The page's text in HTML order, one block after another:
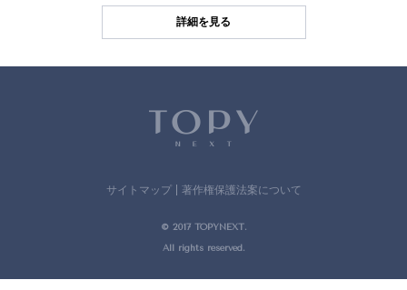
詳細を見る
サイトマップ 著作権保護法案について
© 2017 TOPYNEXT.
All rights reserved.